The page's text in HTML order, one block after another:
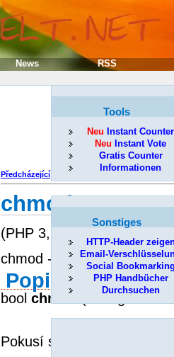
Předcházející
chmod
(PHP 3, PHP 4, PHP 5)
chmod -- Změnit mód
Popis
bool chmod ( string
Pokusí se změnit mód
Tools
Neu Instant Counter
Neu Instant Vote
Gratis Counter
Informationen
Sonstiges
HTTP-Header
Email-
Social
PHP Handbücher
Durchsuchen
News RSS